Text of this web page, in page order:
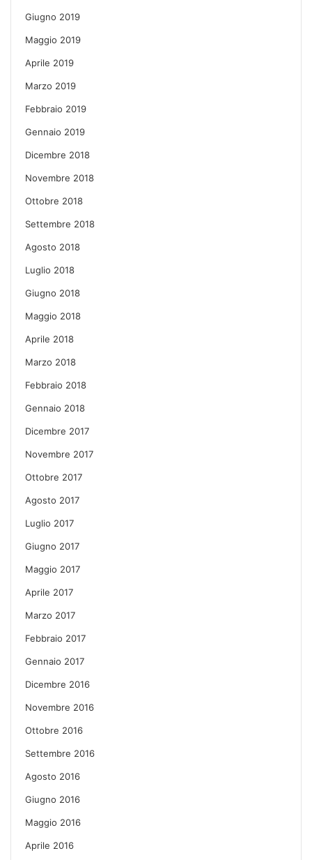
Giugno 2019
Maggio 2019
Aprile 2019
Marzo 2019
Febbraio 2019
Gennaio 2019
Dicembre 2018
Novembre 2018
Ottobre 2018
Settembre 2018
Agosto 2018
Luglio 2018
Giugno 2018
Maggio 2018
Aprile 2018
Marzo 2018
Febbraio 2018
Gennaio 2018
Dicembre 2017
Novembre 2017
Ottobre 2017
Agosto 2017
Luglio 2017
Giugno 2017
Maggio 2017
Aprile 2017
Marzo 2017
Febbraio 2017
Gennaio 2017
Dicembre 2016
Novembre 2016
Ottobre 2016
Settembre 2016
Agosto 2016
Giugno 2016
Maggio 2016
Aprile 2016